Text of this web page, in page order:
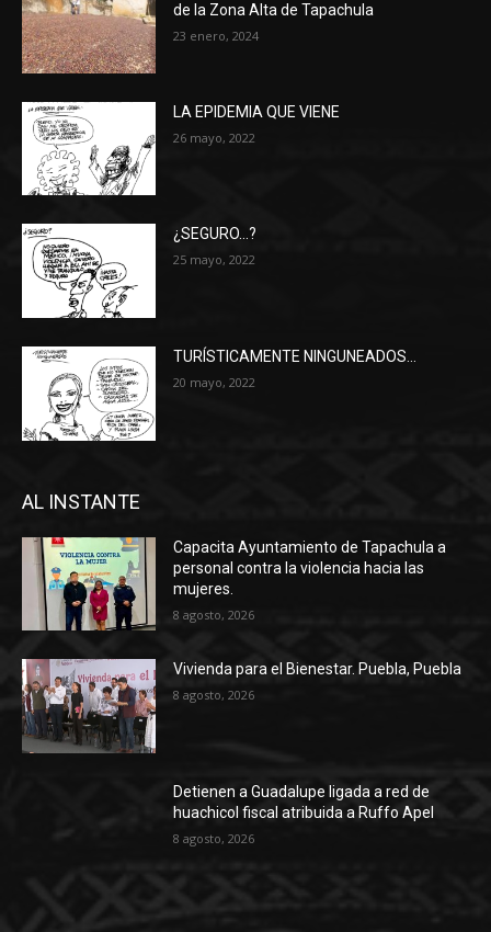
de la Zona Alta de Tapachula
23 enero, 2024
LA EPIDEMIA QUE VIENE
26 mayo, 2022
¿SEGURO…?
25 mayo, 2022
TURÍSTICAMENTE NINGUNEADOS…
20 mayo, 2022
AL INSTANTE
Capacita Ayuntamiento de Tapachula a
personal contra la violencia hacia las
mujeres.
8 agosto, 2026
Vivienda para el Bienestar. Puebla, Puebla
8 agosto, 2026
Detienen a Guadalupe ligada a red de
huachicol fiscal atribuida a Ruffo Apel
8 agosto, 2026